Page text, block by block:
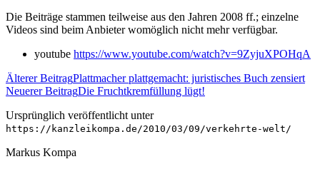
Die Beiträge stammen teilweise aus den Jahren 2008 ff.; einzelne
Videos sind beim Anbieter womöglich nicht mehr verfügbar.
youtube https://www.youtube.com/watch?v=9ZyjuXPOHqA
Älterer BeitragPlattmacher plattgemacht: juristisches Buch zensiert
Neuerer BeitragDie Fruchtkremfüllung lügt!
Ursprünglich veröffentlicht unter
https://kanzleikompa.de/2010/03/09/verkehrte-welt/
Markus Kompa